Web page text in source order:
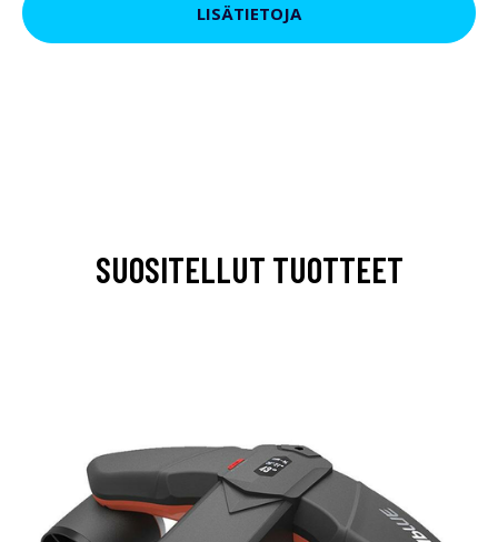
LISÄTIETOJA
SUOSITELLUT TUOTTEET